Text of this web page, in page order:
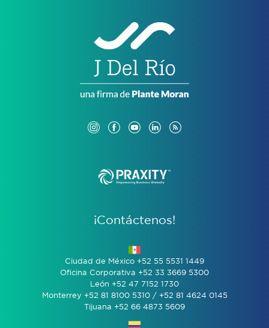
¡Contáctenos!
Ciudad de México +52 55 5531 1449
Oficina Corporativa +52 33 3669 5300
León +52 47 7152 1730
Monterrey +52 81 8100 5310 / +52 81 4624 0145
Tijuana +52 66 4873 5609